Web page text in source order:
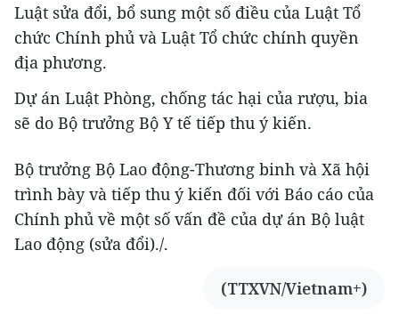
Luật sửa đổi, bổ sung một số điều của Luật Tổ
chức Chính phủ và Luật Tổ chức chính quyền
địa phương.
Dự án Luật Phòng, chống tác hại của rượu, bia
sẽ do Bộ trưởng Bộ Y tế tiếp thu ý kiến.
Bộ trưởng Bộ Lao động-Thương binh và Xã hội
trình bày và tiếp thu ý kiến đối với Báo cáo của
Chính phủ về một số vấn đề của dự án Bộ luật
Lao động (sửa đổi)./.
(TTXVN/Vietnam+)